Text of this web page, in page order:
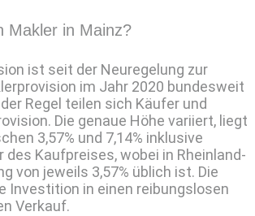
Makler in Mainz?
ist seit der Neuregelung zur
im Jahr 2020 bundesweit
Regel teilen sich Käufer und
Die genaue Höhe variiert, liegt
3,57% und 7,14% inklusive
Kaufpreises, wobei in Rheinland-
von jeweils 3,57% üblich ist. Die
Investition in einen reibungslosen
Verkauf.